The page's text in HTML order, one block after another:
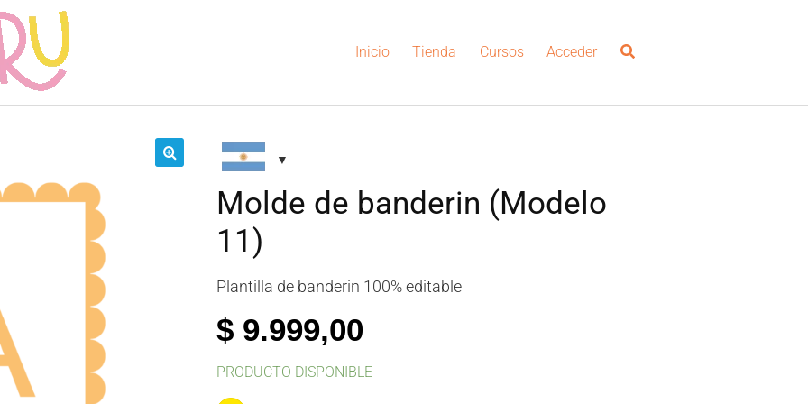
Inicio Tienda Cursos Acceder
Molde de banderin (Modelo
11)
Plantilla de banderin 100% editable
$ 9.999,00
PRODUCTO DISPONIBLE